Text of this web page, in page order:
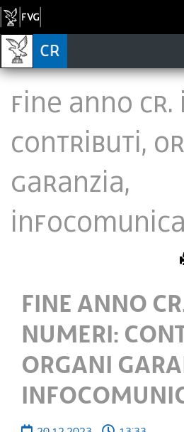
FINE ANNO
CONTRIBUTI,
GARANZIA,
FINE ANNO
NUMERI:
ORGANI